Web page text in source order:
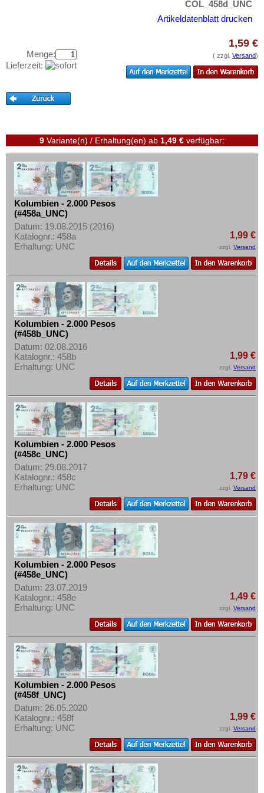
St. Kitts
St. Lucia
St. Pierre & Miquelon
St. Vincent
Trinidad und Tobago
Uruguay
USA
Venezuela
Aufbewahrung
Ihre Bewertungen
Informationen
Preislisten
Ankauf
Erhaltungsgrade
Gratisbanknoten
FAQ
Zahlungsbedingungen
Privatsphäre und Datenschutz
Widerrufsbelehrung
Liefer- und Versandkosten
AGB
COL_458d_UNC
Artikeldatenblatt drucken
Menge:
Lieferzeit:
1,59 €
( zzgl. Versand)
9 Variante(n) / Erhaltung(en) ab 1,49 € verfügbar:
Kolumbien - 2.000 Pesos
(#458a_UNC)
Datum: 19.08.2015 (2016)
Katalognr.: 458a
Erhaltung: UNC
1,99 €
zzgl. Versand
Kolumbien - 2.000 Pesos
(#458b_UNC)
Datum: 02.08.2016
Katalognr.: 458b
Erhaltung: UNC
1,99 €
zzgl. Versand
Kolumbien - 2.000 Pesos
(#458c_UNC)
Datum: 29.08.2017
Katalognr.: 458c
Erhaltung: UNC
1,79 €
zzgl. Versand
Kolumbien - 2.000 Pesos
(#458e_UNC)
Datum: 23.07.2019
Katalognr.: 458e
Erhaltung: UNC
1,49 €
zzgl. Versand
Kolumbien - 2.000 Pesos
(#458f_UNC)
Datum: 26.05.2020
Katalognr.: 458f
Erhaltung: UNC
1,99 €
zzgl. Versand